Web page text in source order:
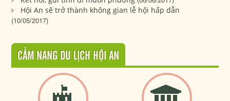
Hội An sẽ trở thành không gian lễ hội hấp dẫn
(10/05/2017)
CẨM NANG DU LỊCH HỘI AN